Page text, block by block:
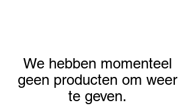
We hebben momenteel
geen producten om weer
te geven.